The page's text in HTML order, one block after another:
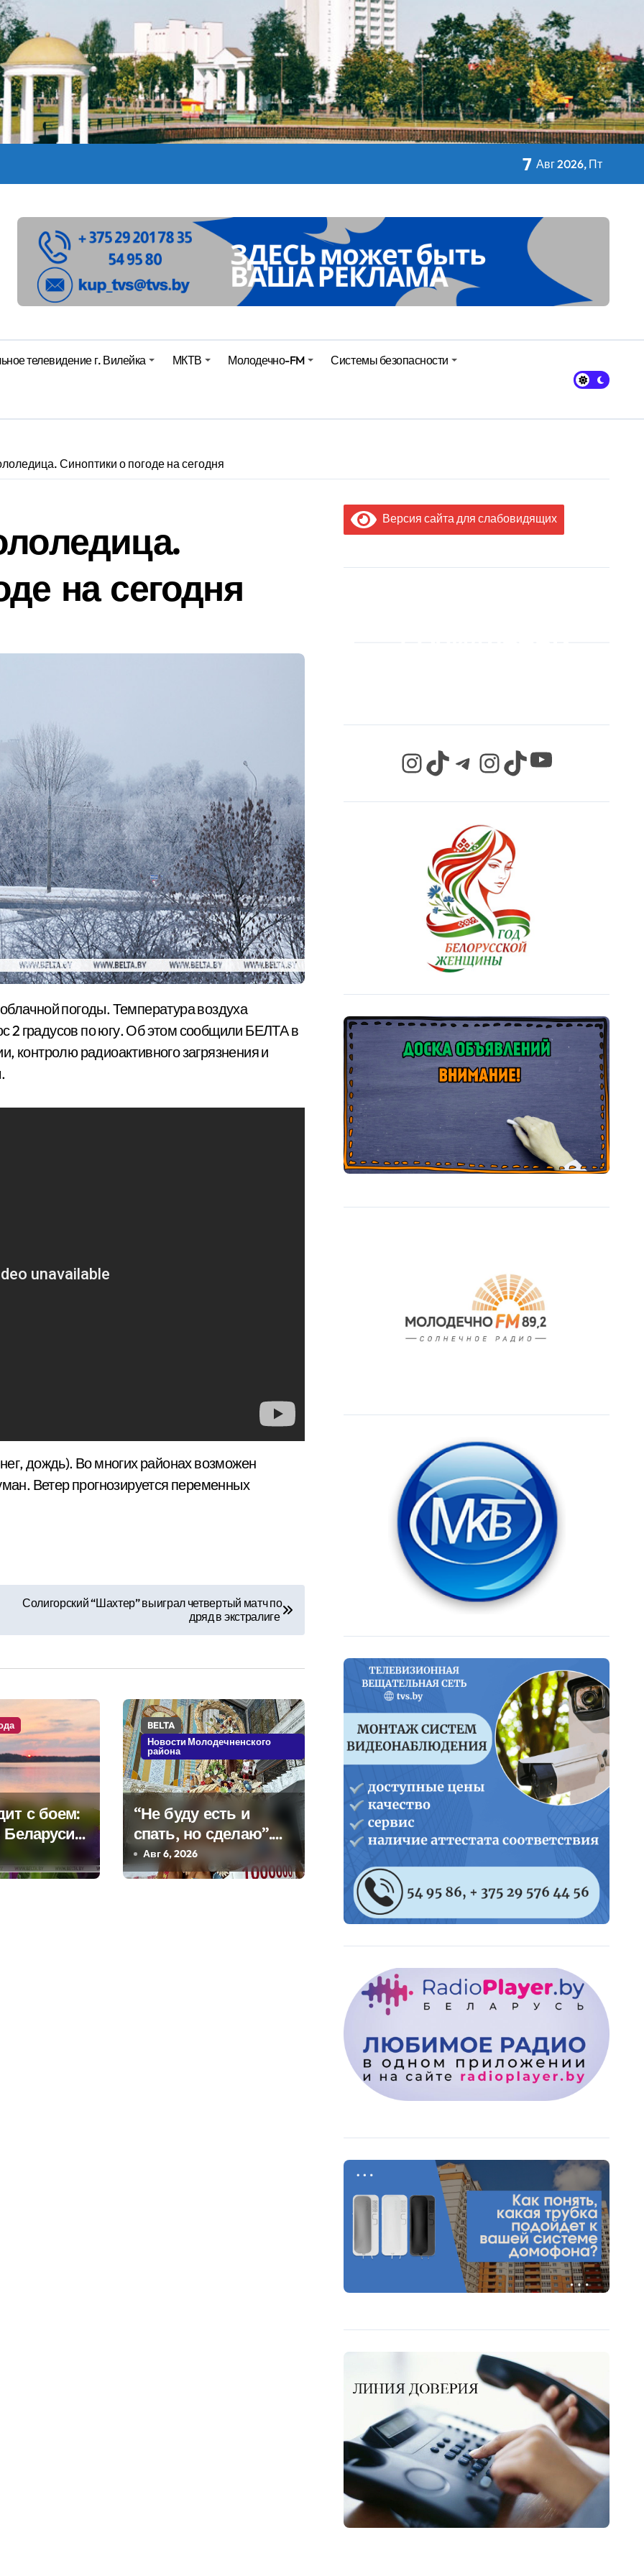
в Беларуси из-за жары
аппараты. Минобразования об изменениях в школьном питании
Мастерица из Молодечно о 50-килограммовом каравае для Дворца Независимости
детей с 1 сентября, рассказали в правительстве
рассказали о погоде на сегодня
аппараты. Минобразования об изменениях в школьном питании
7 Авг 2026, Пт
телевидение г. Вилейка МКТВ Молодечно-FM Системы безопасности
Синоптики о погоде на сегодня
на сегодня
2 градусов по югу. Об этом сообщили БЕЛТА в
контролю радиоактивного загрязнения и
дождь). Во многих районах возможен
Ветер прогнозируется переменных
Солигорский “Шахтер” выиграл четвертый матч по
дряд в экстралиге
с боем:
Беларуси
дожди и
BELTA
Новости Молодечненского
района
“Не буду есть и
спать, но сделаю”.
Мастерица из
Молодечно о 50-
Авг 6, 2026
Версия сайта для слабовидящих
InstagramTikTok Telegram InstagramTikTok YouTube